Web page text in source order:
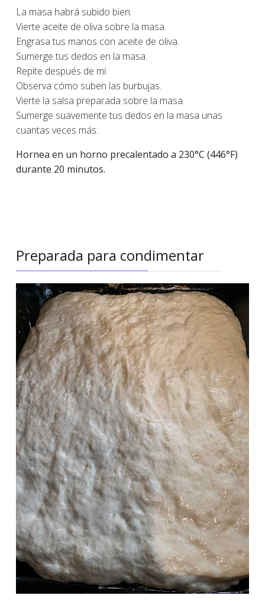
La masa habrá subido bien.
Vierte aceite de oliva sobre la masa.
Engrasa tus manos con aceite de oliva.
Sumerge tus dedos en la masa.
Repite después de mí.
Observa cómo suben las burbujas.
Vierte la salsa preparada sobre la masa.
Sumerge suavemente tus dedos en la masa unas
cuantas veces más.
Hornea en un horno precalentado a 230°C (446°F)
durante 20 minutos.
Preparada para condimentar